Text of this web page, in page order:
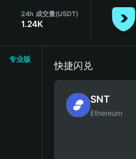
24h 成交量(USDT)
1.24K
专业版
快捷闪兑
SNT
Ethereum